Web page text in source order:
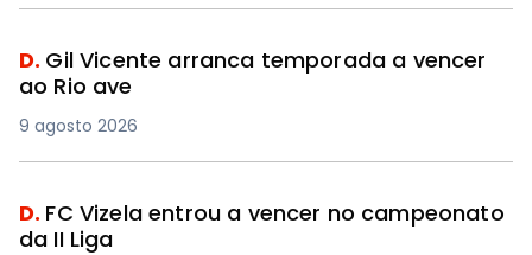
D. Gil Vicente arranca temporada a vencer
ao Rio ave
9 agosto 2026
D. FC Vizela entrou a vencer no campeonato
da II Liga